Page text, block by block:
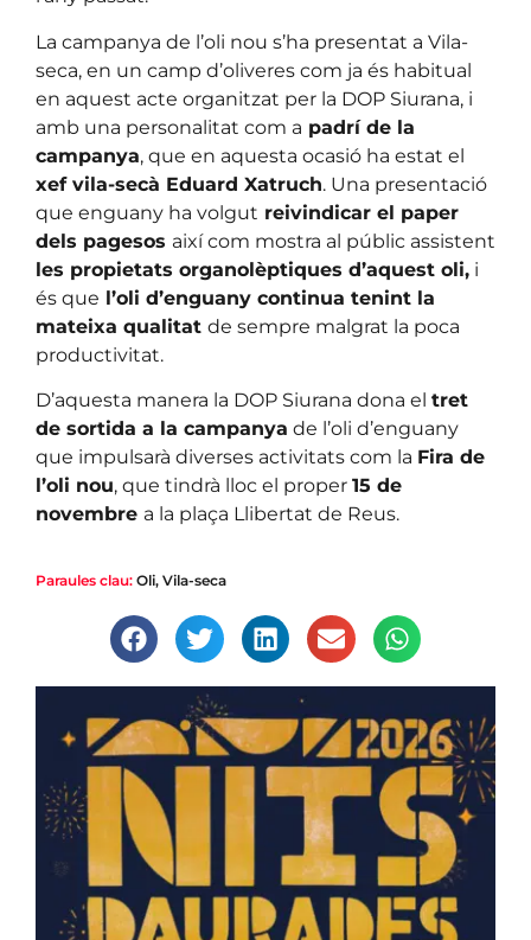
La campanya de l’oli nou s’ha presentat a Vila-
seca, en un camp d’oliveres com ja és habitual
en aquest acte organitzat per la DOP Siurana, i
amb una personalitat com a padrí de la
campanya, que en aquesta ocasió ha estat el
xef vila-secà Eduard Xatruch. Una presentació
que enguany ha volgut reivindicar el paper
dels pagesos així com mostra al públic assistent
les propietats organolèptiques d’aquest oli, i
és que l’oli d’enguany continua tenint la
mateixa qualitat de sempre malgrat la poca
productivitat.
D’aquesta manera la DOP Siurana dona el tret
de sortida a la campanya de l’oli d’enguany
que impulsarà diverses activitats com la Fira de
l’oli nou, que tindrà lloc el proper 15 de
novembre a la plaça Llibertat de Reus.
Paraules clau: Oli, Vila-seca